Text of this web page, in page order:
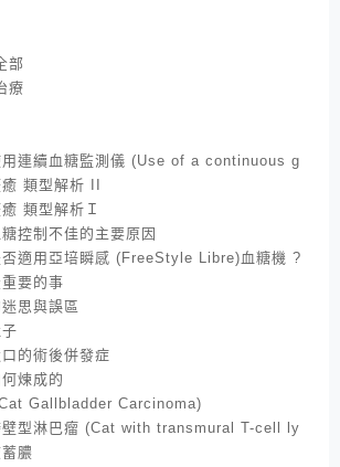
部
療
用連續血糖監測儀 (Use of a continuous
類型解析 II
類型解析Ｉ
控制不佳的主要原因
否適用亞培瞬感 (FreeStyle Libre)血糖機 ?
要的事
思與誤區
的術後併發症
煉成的
Gallbladder Carcinoma)
壁型淋巴瘤 (Cat with transmural T-cell
膿